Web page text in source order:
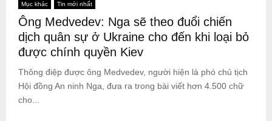
Mục khác Tin mới nhất
Ông Medvedev: Nga sẽ theo đuổi chiến
dịch quân sự ở Ukraine cho đến khi loại bỏ
được chính quyền Kiev
Thông điệp được ông Medvedev, người hiện là phó chủ tịch
Hội đồng An ninh Nga, đưa ra trong bài viết hơn 4.500 chữ
cho...